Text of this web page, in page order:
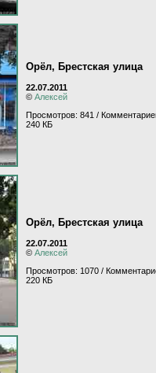
Орёл, Брестская улица
22.07.2011
© Алексей
Просмотров: 841 /
240 КБ
Орёл, Брестская улица
22.07.2011
© Алексей
Просмотров: 1070 /
220 КБ